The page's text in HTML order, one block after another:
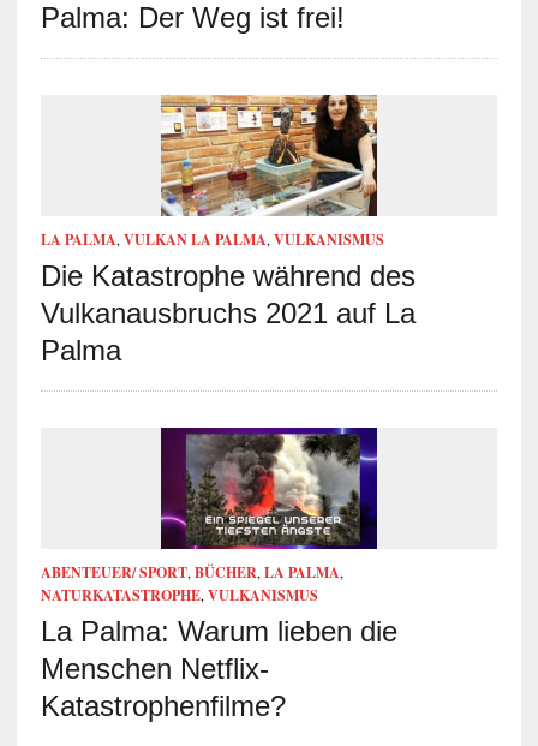
Palma: Der Weg ist frei!
LA PALMA, VULKAN LA PALMA, VULKANISMUS
Die Katastrophe während des
Vulkanausbruchs 2021 auf La
Palma
ABENTEUER/ SPORT, BÜCHER, LA PALMA,
NATURKATASTROPHE, VULKANISMUS
La Palma: Warum lieben die
Menschen Netflix-
Katastrophenfilme?